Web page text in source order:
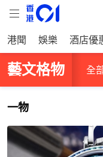
港聞 娛樂 酒店優
藝文格物 全
一物